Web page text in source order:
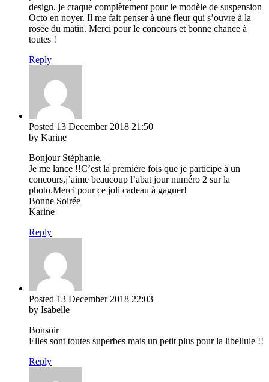
design, je craque complètement pour le modèle de suspension
Octo en noyer. Il me fait penser à une fleur qui s’ouvre à la
rosée du matin. Merci pour le concours et bonne chance à
toutes !
Reply
Posted 13 December 2018 21:50
by Karine
Bonjour Stéphanie,
Je me lance !!C’est la première fois que je participe à un
concours,j’aime beaucoup l’abat jour numéro 2 sur la
photo.Merci pour ce joli cadeau à gagner!
Bonne Soirée
Karine
Reply
Posted 13 December 2018 22:03
by Isabelle
Bonsoir
Elles sont toutes superbes mais un petit plus pour la libellule !!
Reply